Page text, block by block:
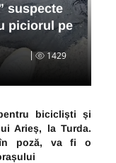
suspecte
piciorul pe
1429
bicicliști și
Arieș, la Turda.
poză, va fi o